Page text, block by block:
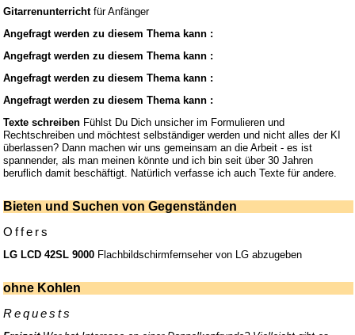
Gitarrenunterrichtfür Anfänger
Angefragt werden zu diesem Thema kann :
Angefragt werden zu diesem Thema kann :
Angefragt werden zu diesem Thema kann :
Angefragt werden zu diesem Thema kann :
Texte schreiben Fühlst Du Dich unsicher im Formulieren und
Rechtschreiben und möchtest selbständiger werden und nicht alles der KI
überlassen? Dann machen wir uns gemeinsam an die Arbeit - es ist
spannender, als man meinen könnte und ich bin seit über 30 Jahren
beruflich damit beschäftigt. Natürlich verfasse ich auch Texte für andere.
Bieten und Suchen von Gegenständen
Offers
LG LCD 42SL 9000 Flachbildschirmfernseher von LG abzugeben
ohne Kohlen
Requests